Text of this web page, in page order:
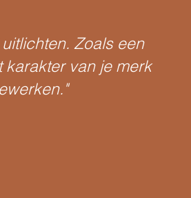
Zoals een
van je merk